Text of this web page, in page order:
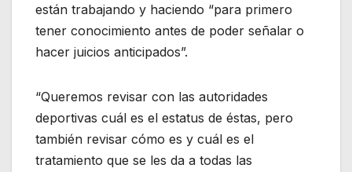
están trabajando y haciendo “para primero
tener conocimiento antes de poder señalar o
hacer juicios anticipados”.
“Queremos revisar con las autoridades
deportivas cuál es el estatus de éstas, pero
también revisar cómo es y cuál es el
tratamiento que se les da a todas las